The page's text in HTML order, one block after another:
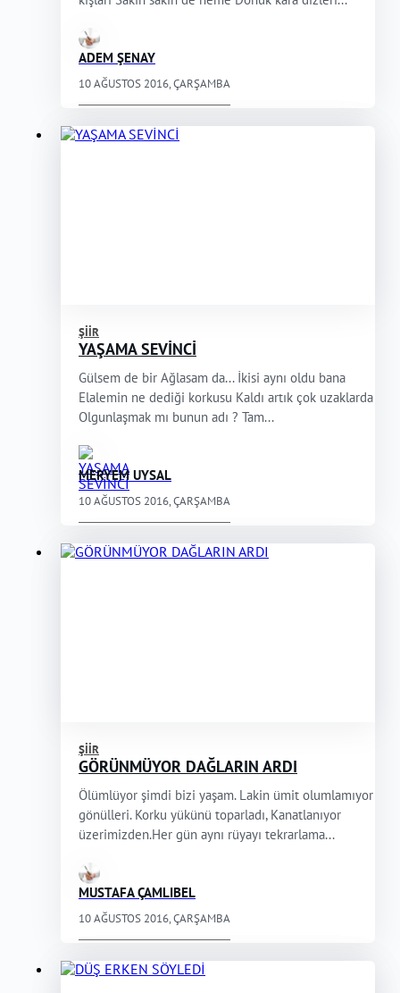
ADEM ŞENAY
10 AĞUSTOS 2016, ÇARŞAMBA
ŞIIR
YAŞAMA SEVİNCİ
Gülsem de bir Ağlasam da... İkisi aynı oldu bana
Elalemin ne dediği korkusu Kaldı artık çok uzaklarda
Olgunlaşmak mı bunun adı ? Tam...
MERYEM UYSAL
10 AĞUSTOS 2016, ÇARŞAMBA
ŞIIR
GÖRÜNMÜYOR DAĞLARIN ARDI
Ölümlüyor şimdi bizi yaşam. Lakin ümit olumlamıyor
gönülleri. Korku yükünü toparladı, Kanatlanıyor
üzerimizden.Her gün aynı rüyayı tekrarlama...
MUSTAFA ÇAMLIBEL
10 AĞUSTOS 2016, ÇARŞAMBA